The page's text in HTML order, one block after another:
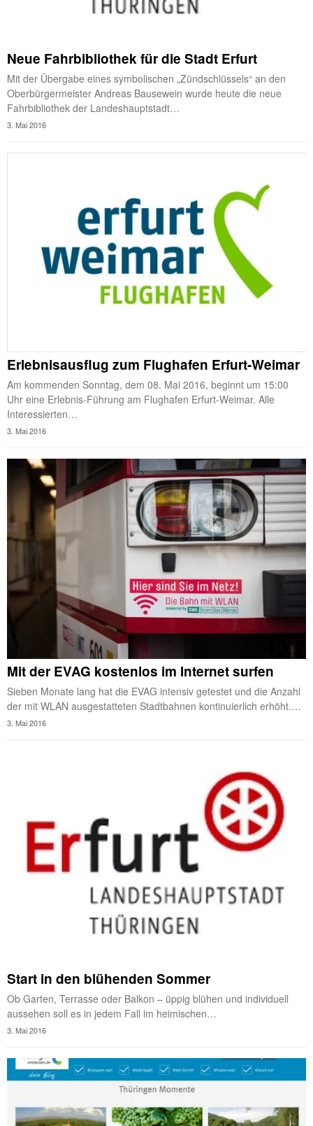
Neue Fahrbibliothek für die Stadt Erfurt
Mit der Übergabe eines symbolischen „Zündschlüssels“ an den
Oberbürger­meister Andreas Bausewein wurde heute die neue
Fahrbibliothek der Lan­deshauptstadt…
3. Mai 2016
Erlebnisausflug zum Flughafen Erfurt-Weimar
Am kommenden Sonntag, dem 08. Mai 2016, beginnt um 15:00
Uhr eine Erlebnis-Führung am Flughafen Erfurt-Weimar. Alle
Interessierten…
3. Mai 2016
Mit der EVAG kostenlos im Internet surfen
Sieben Monate lang hat die EVAG intensiv getestet und die Anzahl
der mit WLAN ausgestatteten Stadtbahnen kontinuierlich erhöht.…
3. Mai 2016
Start in den blühenden Sommer
Ob Garten, Terrasse oder Balkon – üppig blühen und individuell
aussehen soll es in jedem Fall im heimischen…
3. Mai 2016